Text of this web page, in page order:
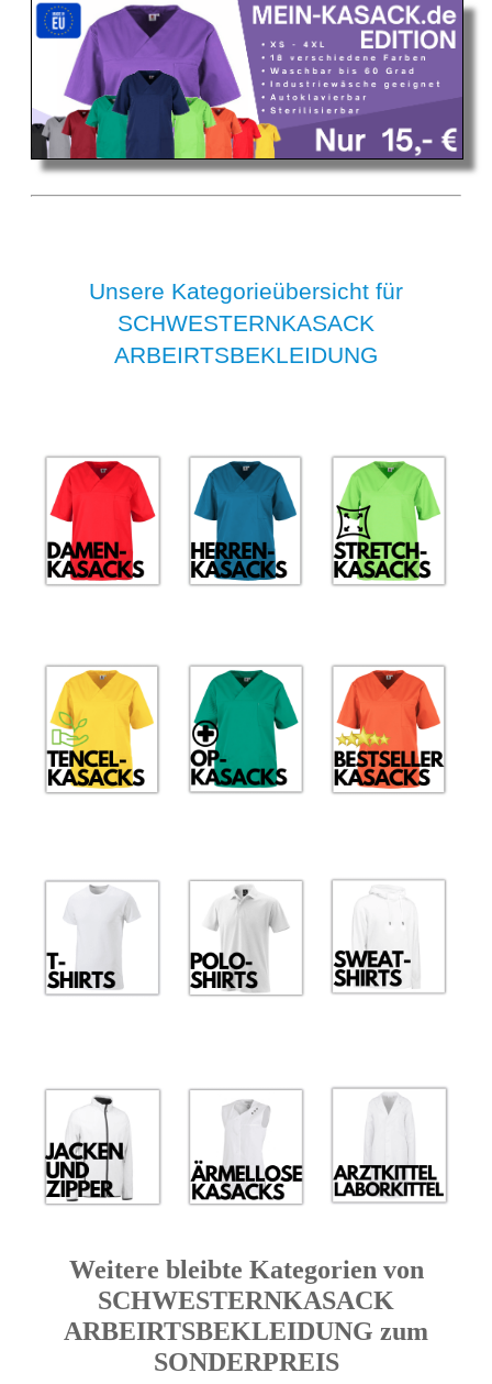
Unsere Kategorieübersicht für
SCHWESTERNKASACK
ARBEIRTSBEKLEIDUNG
Weitere bleibte Kategorien von
SCHWESTERNKASACK
ARBEIRTSBEKLEIDUNG zum
SONDERPREIS